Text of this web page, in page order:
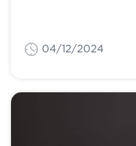
04/12/2024